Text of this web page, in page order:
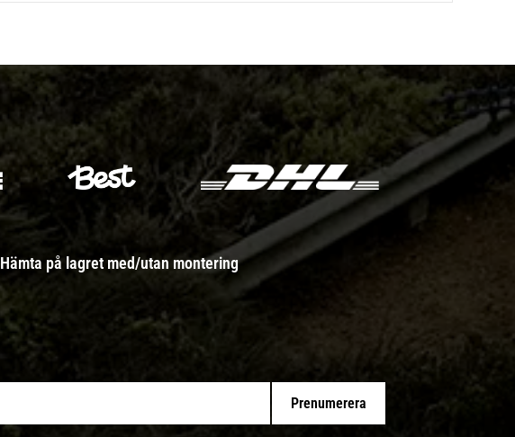
Hämta på lagret med/utan montering
Prenumerera